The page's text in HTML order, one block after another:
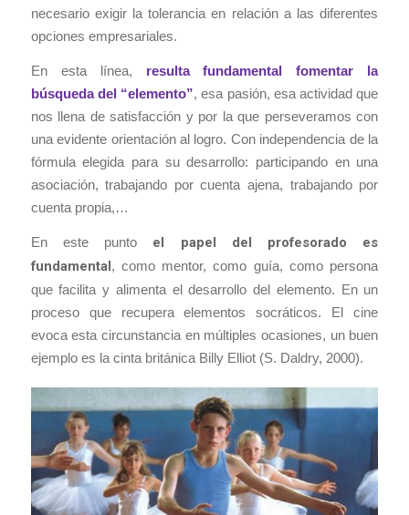
necesario exigir la tolerancia en relación a las diferentes
opciones empresariales.
En esta línea, resulta fundamental fomentar la
búsqueda del “elemento”, esa pasión, esa actividad que
nos llena de satisfacción y por la que perseveramos con
una evidente orientación al logro. Con independencia de la
fórmula elegida para su desarrollo: participando en una
asociación, trabajando por cuenta ajena, trabajando por
cuenta propia,…
En este punto el papel del profesorado es
fundamental, como mentor, como guía, como persona
que facilita y alimenta el desarrollo del elemento. En un
proceso que recupera elementos socráticos. El cine
evoca esta circunstancia en múltiples ocasiones, un buen
ejemplo es la cinta británica Billy Elliot (S. Daldry, 2000).